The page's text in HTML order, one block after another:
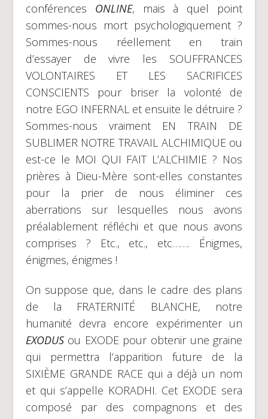
conférences ONLINE, mais à quel point
sommes-nous mort psychologiquement ?
Sommes-nous réellement en train
d’essayer de vivre les SOUFFRANCES
VOLONTAIRES ET LES SACRIFICES
CONSCIENTS pour briser la volonté de
notre EGO INFERNAL et ensuite le détruire ?
Sommes-nous vraiment EN TRAIN DE
SUBLIMER NOTRE TRAVAIL ALCHIMIQUE ou
est-ce le MOI QUI FAIT L’ALCHIMIE ? Nos
prières à Dieu-Mère sont-elles constantes
pour la prier de nous éliminer ces
aberrations sur lesquelles nous avons
préalablement réfléchi et que nous avons
comprises ? Etc., etc., etc……. Énigmes,
énigmes, énigmes !
On suppose que, dans le cadre des plans
de la FRATERNITÉ BLANCHE, notre
humanité devra encore expérimenter un
EXODUSou EXODE pour obtenir une graine
qui permettra l’apparition future de la
SIXIÈME GRANDE RACE qui a déjà un nom
et qui s’appelle KORADHI. Cet EXODE sera
composé par des compagnons et des